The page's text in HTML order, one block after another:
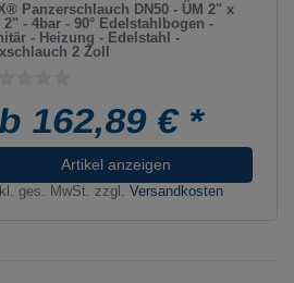
Panzerschlauch DN50 - ÜM 2" x
2" - 4bar - 90° Edelstahlbogen -
- Heizung - Edelstahl -
2 Zoll
162,89 € *
Artikel anzeigen
ges. MwSt. zzgl.Versandkosten